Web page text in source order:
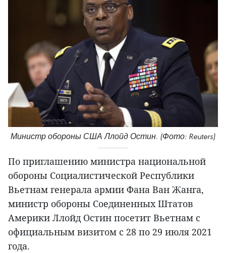
Министр обороны США Ллойд Остин. (Фото: Reuters)
По приглашению министра национальной
обороны Социалистической Республики
Вьетнам генерала армии Фана Ван Жанга,
министр обороны Соединенных Штатов
Америки Ллойд Остин посетит Вьетнам с
официальным визитом с 28 по 29 июля 2021
года.